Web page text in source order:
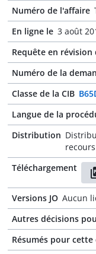
Numéro de l'affaire
En ligne le 3 août
Requête en révision
Numéro de la
Classe de la CIB
Langue de la
Distribution
recours
Téléchargement
Versions JO Aucun
Autres décisions
Résumés pour cette